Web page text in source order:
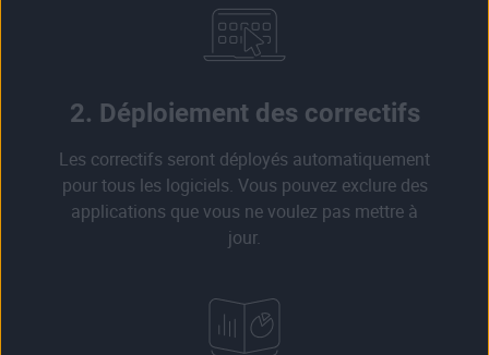
2. Déploiement des correctifs
Les correctifs seront déployés automatiquement
pour tous les logiciels. Vous pouvez exclure des
applications que vous ne voulez pas mettre à
jour.